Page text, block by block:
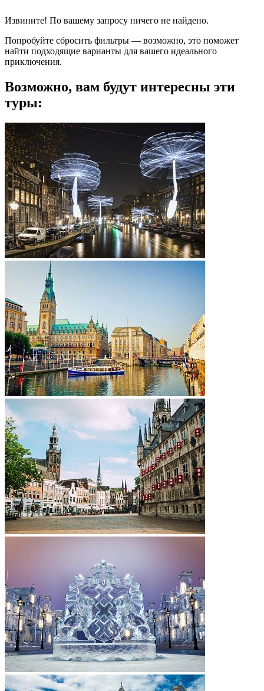
Извините! По вашему запросу ничего не найдено.
Попробуйте сбросить фильтры — возможно, это поможет
найти подходящие варианты для вашего идеального
приключения.
Возможно, вам будут интересны эти
туры: